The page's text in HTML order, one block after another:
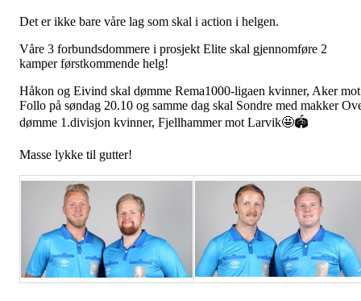
Det er ikke bare våre lag som skal i action i helgen.
Våre 3 forbundsdommere i prosjekt Elite skal gjennomføre 2
kamper førstkommende helg!
Håkon og Eivind skal dømme Rema1000-ligaen kvinner, Aker mot
Follo på søndag 20.10 og samme dag skal Sondre med makker
dømme 1.divisjon kvinner, Fjellhammer mot Larvik🤩🏟
Masse lykke til gutter!